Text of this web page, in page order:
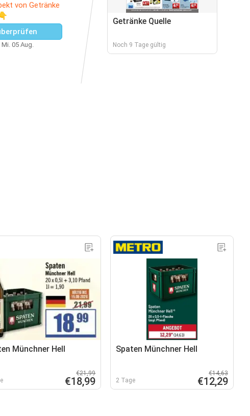
von Getränke
05 Aug.
Getränke Quelle
Noch 9 Tage gültig
Münchner Hell
€21,99
€18,99
Spaten Münchner Hell
2 Tage
€14,63
€12,29